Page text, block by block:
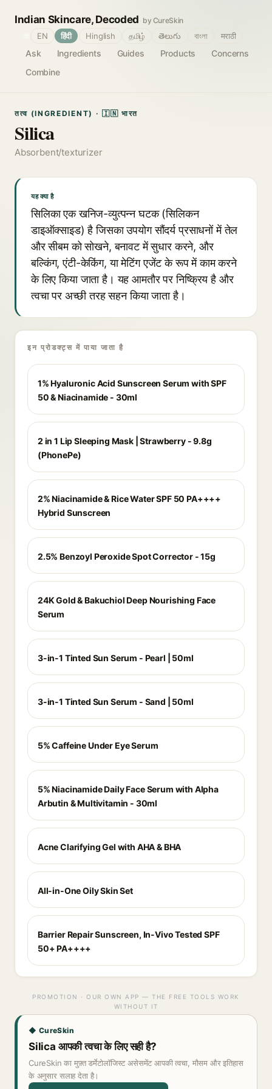
Indian Skincare, Decoded by CureSkin
Ask Ingredients Guides Products
Concerns
Combine
EN हिंदी Hinglish தமிழ் తెలుగు বাংলা मराठी
तत्व (INGREDIENT) · 🇮🇳 भारत
Silica
Absorbent/texturizer
यह क्या है
सिलिका एक खनिज-व्युत्पन्न घटक (सिलिकन
डाइऑक्साइड) है जिसका उपयोग सौंदर्य प्रसाधनों में तेल
और सीबम को सोखने, बनावट में सुधार करने, और
बल्किंग, एंटी-केकिंग, या मेटिंग एजेंट के रूप में काम करने
के लिए किया जाता है। यह आमतौर पर निष्क्रिय है और
त्वचा पर अच्छी तरह सहन किया जाता है।
इन प्रोडक्ट्स में पाया जाता है
1% Hyaluronic Acid Sunscreen Serum with SPF
50 & Niacinamide - 30ml
2 in 1 Lip Sleeping Mask | Strawberry - 9.8g
(PhonePe)
2% Niacinamide & Rice Water SPF 50 PA++++
Hybrid Sunscreen
2.5% Benzoyl Peroxide Spot Corrector - 15g
24K Gold & Bakuchiol Deep Nourishing Face
Serum
3-in-1 Tinted Sun Serum - Pearl | 50ml
3-in-1 Tinted Sun Serum - Sand | 50ml
5% Caffeine Under Eye Serum
5% Niacinamide Daily Face Serum with Alpha
Arbutin & Multivitamin - 30ml
Acne Clarifying Gel with AHA & BHA
All-in-One Oily Skin Set
Barrier Repair Sunscreen, In-Vivo Tested SPF
50+ PA++++
PROMOTION · OUR OWN APP — THE FREE TOOLS WORK
WITHOUT IT
◆ CureSkin
Silica आपकी त्वचा के लिए सही है?
CureSkin का मुफ़्त डर्मेटोलॉजिस्ट असेसमेंट आपकी त्वचा, मौसम और इतिहास
के अनुसार सलाह देता है।